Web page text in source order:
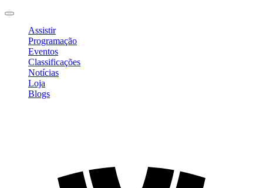
Assistir
Programação
Eventos
Classificações
Notícias
Loja
Blogs